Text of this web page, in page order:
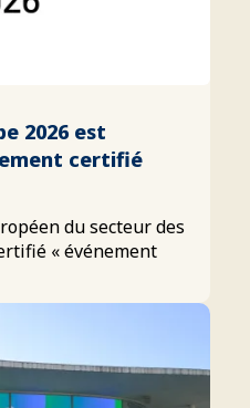
2026 est
certifié
du secteur des
« événement